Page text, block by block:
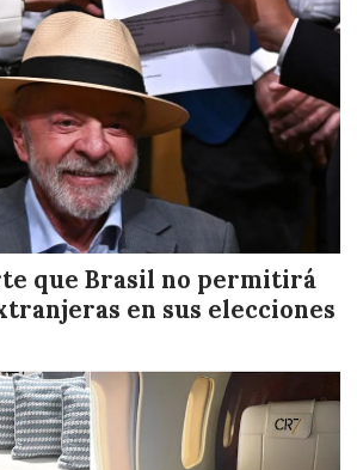
que Brasil no permitirá
en sus elecciones